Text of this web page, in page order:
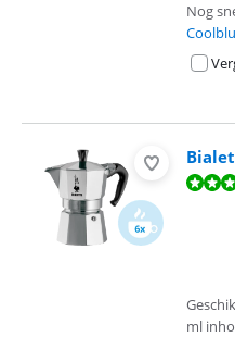
Nog
Beoordeling is 9,1 van de 10,
ml